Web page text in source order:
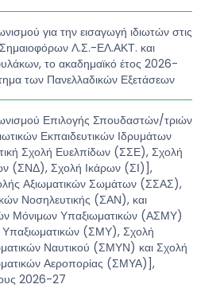
για την εισαγωγή ιδιωτών στις
Λ.Σ.-ΕΛ.ΑΚΤ. και
το ακαδημαϊκό έτος 2026-
των Πανελλαδικών Εξετάσεων
Επιλογής Σπουδαστών/τριών
Εκπαιδευτικών Ιδρυμάτων
Σχολή Ευελπίδων (ΣΣΕ), Σχολή
(ΣΝΔ), Σχολή Ικάρων (ΣΙ)],
Αξιωματικών Σωμάτων (ΣΣΑΣ),
Νοσηλευτικής (ΣΑΝ), και
Μόνιμων Υπαξιωματικών (ΑΣΜΥ)
(ΣΜΥ), Σχολή
Ναυτικού (ΣΜΥΝ) και Σχολή
Αεροπορίας (ΣΜΥΑ)],
2026-27